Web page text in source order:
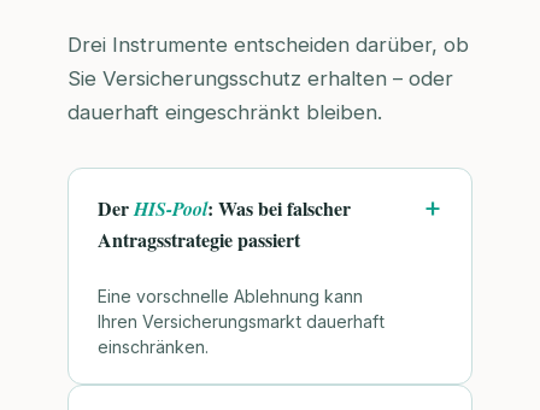
Drei Instrumente entscheiden darüber, ob
Sie Versicherungsschutz erhalten – oder
dauerhaft eingeschränkt bleiben.
DerHIS-Pool: Was bei falscher
Antragsstrategie passiert
Eine vorschnelle Ablehnung kann
Ihren Versicherungsmarkt dauerhaft
einschränken.